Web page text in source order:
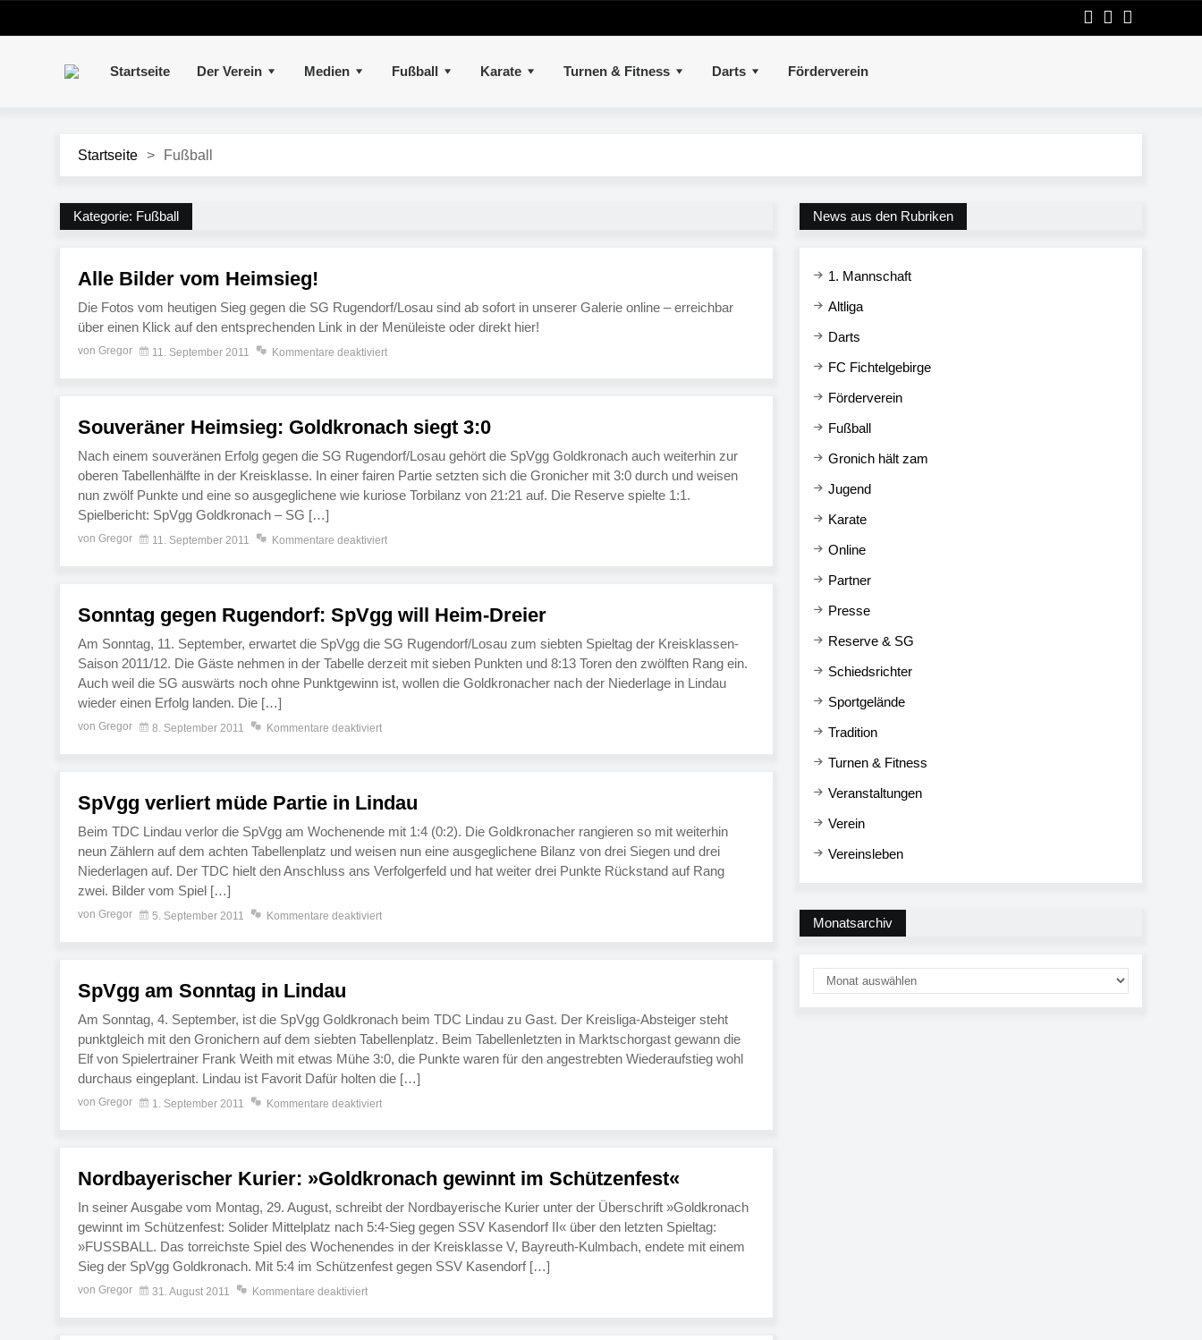
Startseite Der Verein Medien Fußball Karate Turnen & Fitness Darts Förderverein
Startseite > Fußball
Kategorie: Fußball
Alle Bilder vom Heimsieg!
Die Fotos vom heutigen Sieg gegen die SG Rugendorf/Losau sind ab sofort in unserer Galerie online – erreichbar
über einen Klick auf den entsprechenden Link in der Menüleiste oder direkt hier!
von Gregor 11. September 2011 Kommentare deaktiviert
Souveräner Heimsieg: Goldkronach siegt 3:0
Nach einem souveränen Erfolg gegen die SG Rugendorf/Losau gehört die SpVgg Goldkronach auch weiterhin zur
oberen Tabellenhälfte in der Kreisklasse. In einer fairen Partie setzten sich die Gronicher mit 3:0 durch und weisen
nun zwölf Punkte und eine so ausgeglichene wie kuriose Torbilanz von 21:21 auf. Die Reserve spielte 1:1.
Spielbericht: SpVgg Goldkronach – SG […]
von Gregor 11. September 2011 Kommentare deaktiviert
Sonntag gegen Rugendorf: SpVgg will Heim-Dreier
Am Sonntag, 11. September, erwartet die SpVgg die SG Rugendorf/Losau zum siebten Spieltag der Kreisklassen-
Saison 2011/12. Die Gäste nehmen in der Tabelle derzeit mit sieben Punkten und 8:13 Toren den zwölften Rang ein.
Auch weil die SG auswärts noch ohne Punktgewinn ist, wollen die Goldkronacher nach der Niederlage in Lindau
wieder einen Erfolg landen. Die […]
von Gregor 8. September 2011 Kommentare deaktiviert
SpVgg verliert müde Partie in Lindau
Beim TDC Lindau verlor die SpVgg am Wochenende mit 1:4 (0:2). Die Goldkronacher rangieren so mit weiterhin
neun Zählern auf dem achten Tabellenplatz und weisen nun eine ausgeglichene Bilanz von drei Siegen und drei
Niederlagen auf. Der TDC hielt den Anschluss ans Verfolgerfeld und hat weiter drei Punkte Rückstand auf Rang
zwei. Bilder vom Spiel […]
von Gregor 5. September 2011 Kommentare deaktiviert
SpVgg am Sonntag in Lindau
Am Sonntag, 4. September, ist die SpVgg Goldkronach beim TDC Lindau zu Gast. Der Kreisliga-Absteiger steht
punktgleich mit den Gronichern auf dem siebten Tabellenplatz. Beim Tabellenletzten in Marktschorgast gewann die
Elf von Spielertrainer Frank Weith mit etwas Mühe 3:0, die Punkte waren für den angestrebten Wiederaufstieg wohl
durchaus eingeplant. Lindau ist Favorit Dafür holten die […]
von Gregor 1. September 2011 Kommentare deaktiviert
Nordbayerischer Kurier: »Goldkronach gewinnt im Schützenfest«
In seiner Ausgabe vom Montag, 29. August, schreibt der Nordbayerische Kurier unter der Überschrift »Goldkronach
gewinnt im Schützenfest: Solider Mittelplatz nach 5:4-Sieg gegen SSV Kasendorf II« über den letzten Spieltag:
»FUSSBALL. Das torreichste Spiel des Wochenendes in der Kreisklasse V, Bayreuth-Kulmbach, endete mit einem
Sieg der SpVgg Goldkronach. Mit 5:4 im Schützenfest gegen SSV Kasendorf […]
von Gregor 31. August 2011 Kommentare deaktiviert
News aus den Rubriken
1. Mannschaft
Altliga
Darts
FC Fichtelgebirge
Förderverein
Fußball
Gronich hält zam
Jugend
Karate
Online
Partner
Presse
Reserve & SG
Schiedsrichter
Sportgelände
Tradition
Turnen & Fitness
Veranstaltungen
Verein
Vereinsleben
Monatsarchiv